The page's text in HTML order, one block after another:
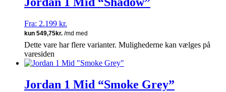
Fra: 2.199 kr.
Dette vare har flere varianter. Mulighederne kan vælges på
varesiden
Jordan 1 Mid “Smoke Grey”